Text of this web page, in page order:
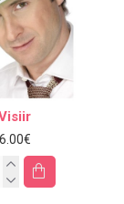
6.00€